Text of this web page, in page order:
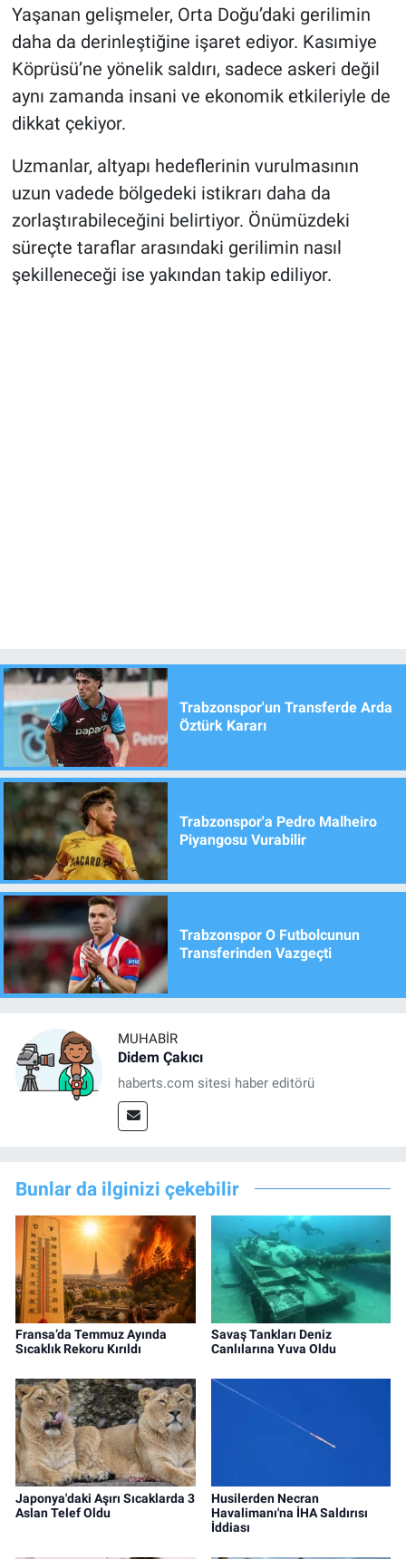
Yaşanan gelişmeler, Orta Doğu’daki gerilimin
daha da derinleştiğine işaret ediyor. Kasımiye
Köprüsü’ne yönelik saldırı, sadece askeri değil
aynı zamanda insani ve ekonomik etkileriyle de
dikkat çekiyor.
Uzmanlar, altyapı hedeflerinin vurulmasının
uzun vadede bölgedeki istikrarı daha da
zorlaştırabileceğini belirtiyor. Önümüzdeki
süreçte taraflar arasındaki gerilimin nasıl
şekilleneceği ise yakından takip ediliyor.
Trabzonspor'un Transferde Arda
Öztürk Kararı
Trabzonspor'a Pedro Malheiro
Piyangosu Vurabilir
Trabzonspor O Futbolcunun
Transferinden Vazgeçti
MUHABIR
Didem Çakıcı
haberts.com sitesi haber editörü
Bunlar da ilginizi çekebilir
Fransa’da Temmuz Ayında
Sıcaklık Rekoru Kırıldı
Savaş Tankları Deniz
Canlılarına Yuva Oldu
Japonya'daki Aşırı Sıcaklarda 3
Aslan Telef Oldu
Husilerden Necran
Havalimanı'na İHA Saldırısı
İddiası